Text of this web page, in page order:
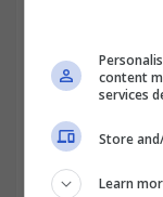
variazioni
relazione
poiché il
Carta
2025, con il
content
services
Store
Learn